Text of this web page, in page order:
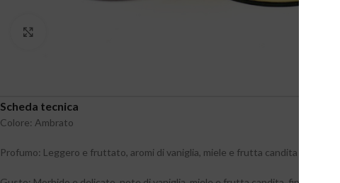
Scheda tecnica
Colore: Ambrato
Profumo: Leggero e fruttato, aromi di vaniglia, miele e frutta candita